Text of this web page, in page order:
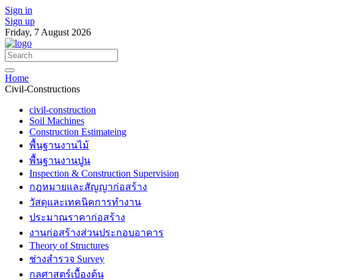
Sign in
Sign up
Friday, 7 August 2026
Home
Civil-Constructions
civil-construction
Soil Machines
Construction Estimateing
พื้นฐานงานไม้
พื้นฐานงานปูน
Inspection & Construction Supervision
กฎหมายและสัญญาก่อสร้าง
วัสดุและเทคนิคการทำงาน
ประมาณราคาก่อสร้าง
งานก่อสร้างส่วนประกอบอาคาร
Theory of Structures
ช่างสำรวจ Survey
กลศาสตร์เบื้องต้น